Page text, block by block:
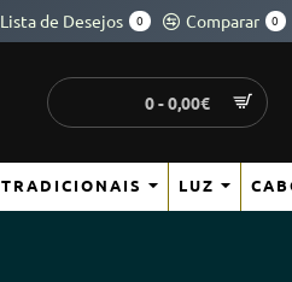
Lista de Desejos 0 Comparar 0
0 - 0,00€
TRADICIONAIS LUZ